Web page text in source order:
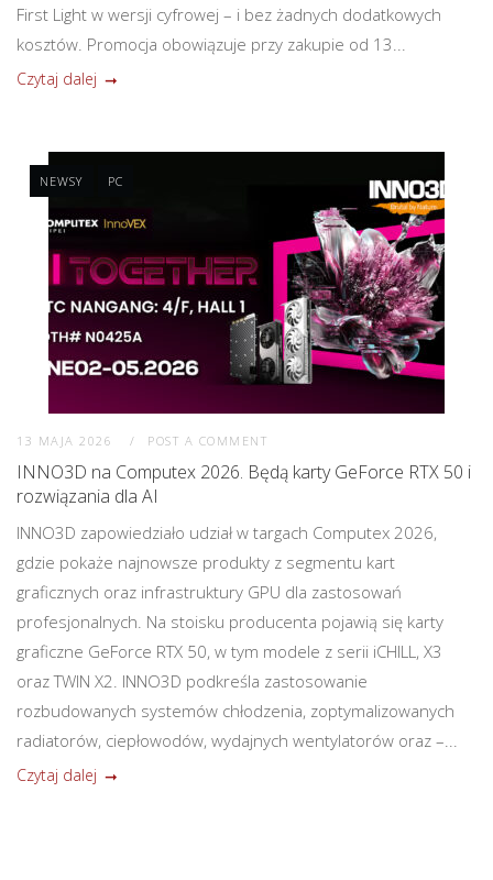
First Light w wersji cyfrowej – i bez żadnych dodatkowych
kosztów. Promocja obowiązuje przy zakupie od 13...
Czytaj dalej
NEWSY PC
13 MAJA 2026 POST A COMMENT
INNO3D na Computex 2026. Będą karty GeForce RTX 50 i
rozwiązania dla AI
INNO3D zapowiedziało udział w targach Computex 2026,
gdzie pokaże najnowsze produkty z segmentu kart
graficznych oraz infrastruktury GPU dla zastosowań
profesjonalnych. Na stoisku producenta pojawią się karty
graficzne GeForce RTX 50, w tym modele z serii iCHILL, X3
oraz TWIN X2. INNO3D podkreśla zastosowanie
rozbudowanych systemów chłodzenia, zoptymalizowanych
radiatorów, ciepłowodów, wydajnych wentylatorów oraz –...
Czytaj dalej